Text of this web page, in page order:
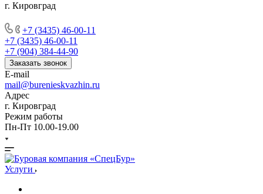
г. Кировград
+7 (3435) 46-00-11
+7 (3435) 46-00-11
+7 (904) 384-44-90
Заказать звонок
E-mail
mail@burenieskvazhin.ru
Адрес
г. Кировград
Режим работы
Пн-Пт 10.00-19.00
Услуги